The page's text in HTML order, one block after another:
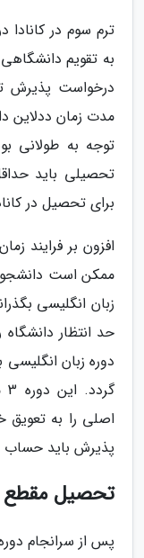
ترم سوم در کانادا
به تقویم
درخواست پذیرش
مدت زمان ددلاین
توجه به طولانی
تحصیلی باید
برای تحصیل در
افزون بر فرایند
ممکن است دانشجو
زبان انگلیسی
حد انتظار
دوره زبان
اصلی را به تعویق
پذیرش باید
تحصیل مقطع